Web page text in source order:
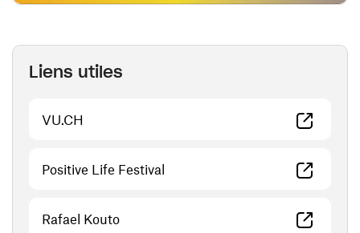
Liens utiles
VU.CH
Positive Life Festival (ouvre une nouvelle fenêtre)
Rafael Kouto(ouvre une nouvelle fenêtre)